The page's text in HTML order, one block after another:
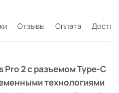
Отзывы Оплата
Pro 2 с разъемом Type-C
технологиями